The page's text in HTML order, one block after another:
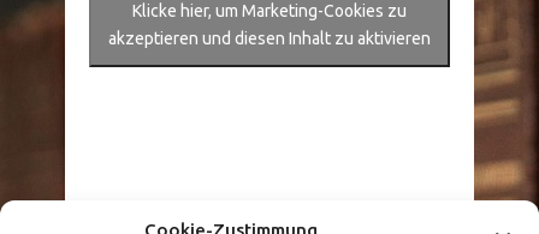
Cookie-Zustimmung
Klicke hier, um Marketing-Cookies zu
akzeptieren und diesen Inhalt zu aktivieren